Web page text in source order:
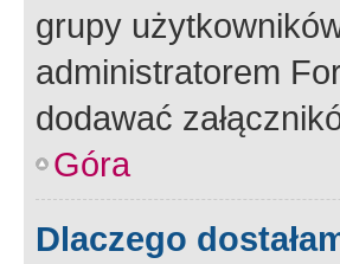
grupy
administratorem
dodawać
Góra
Dlaczego